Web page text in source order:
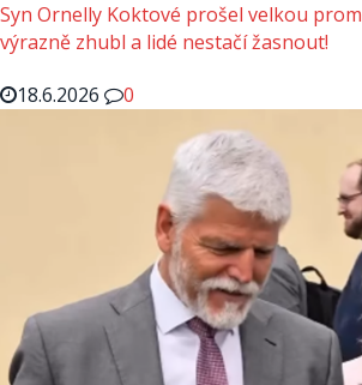
Syn Ornelly Koktové prošel velkou
výrazně zhubl a lidé nestačí žasnout!
18.6.2026
0